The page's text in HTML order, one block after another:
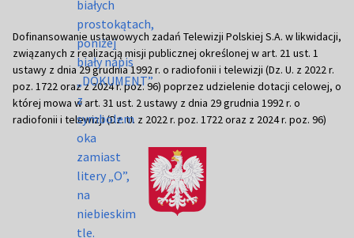
Dofinansowanie ustawowych zadań Telewizji Polskiej S.A. w likwidacji,
związanych z realizacją misji publicznej określonej w art. 21 ust. 1
ustawy z dnia 29 grudnia 1992 r. o radiofonii i telewizji (Dz. U. z 2022 r.
poz. 1722 oraz z 2024 r. poz. 96) poprzez udzielenie dotacji celowej, o
której mowa w art. 31 ust. 2 ustawy z dnia 29 grudnia 1992 r. o
radiofonii i telewizji (Dz. U. z 2022 r. poz. 1722 oraz z 2024 r. poz. 96)